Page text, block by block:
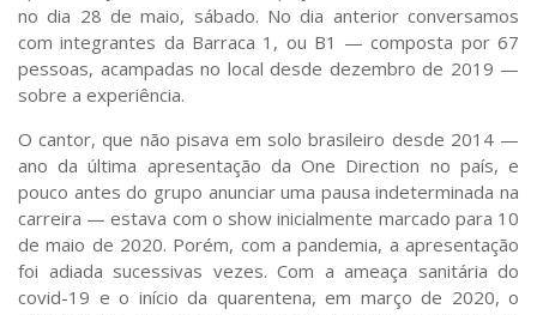
no dia 28 de maio, sábado. No dia anterior conversamos
com integrantes da Barraca 1, ou B1 — composta por 67
pessoas, acampadas no local desde dezembro de 2019 —
sobre a experiência.
O cantor, que não pisava em solo brasileiro desde 2014 —
ano da última apresentação da One Direction no país, e
pouco antes do grupo anunciar uma pausa indeterminada na
carreira — estava com o show inicialmente marcado para 10
de maio de 2020. Porém, com a pandemia, a apresentação
foi adiada sucessivas vezes. Com a ameaça sanitária do
covid-19 e o início da quarentena, em março de 2020, o